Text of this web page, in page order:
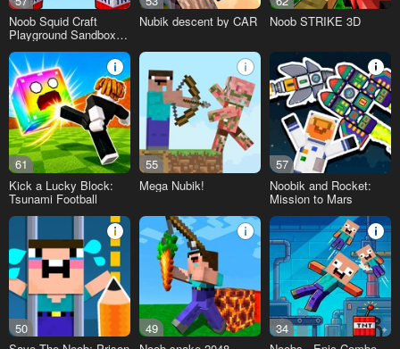
Noob Squid Craft
Playground Sandbox
Ragdoll Mod
Nubik descent by CAR
Noob STRIKE 3D
61
Kick a Lucky Block:
Tsunami Football
55
Mega Nubik!
57
Noobik and Rocket:
Mission to Mars
50
49
34